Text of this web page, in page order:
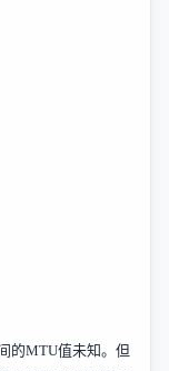
的MTU值未知。但